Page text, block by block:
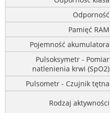
Odporność
Pamięć RAM
Pojemność akumulatora
Pulsoksymetr - Pomiar
natlenienia krwi (SpO2)
Pulsometr - Czujnik tętna
Rodzaj aktywności